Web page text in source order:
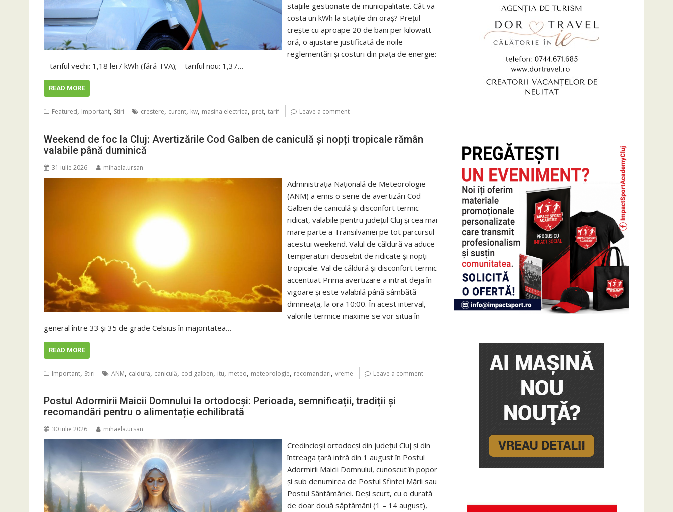
stațiile gestionate de municipalitate. Cât va
costa un kWh la stațiile din oraș? Prețul
crește cu aproape 20 de bani per kilowatt-
oră, o ajustare justificată de noile
reglementări și costuri din piața de energie:
– tariful vechi: 1,18 lei / kWh (fără TVA); – tariful nou: 1,37…
READ MORE
Featured, Important, Stiri crestere, curent, kw, masina electrica, pret, tarif Leave a comment
Weekend de foc la Cluj: Avertizările Cod Galben de caniculă și nopți tropicale rămân
valabile până duminică
31 iulie 2026 mihaela.ursan
Administrația Națională de Meteorologie
(ANM) a emis o serie de avertizări Cod
Galben de caniculă și disconfort termic
ridicat, valabile pentru județul Cluj și cea mai
mare parte a Transilvaniei pe tot parcursul
acestui weekend. Valul de căldură va aduce
temperaturi deosebit de ridicate și nopți
tropicale. Val de căldură și disconfort termic
accentuat Prima avertizare a intrat deja în
vigoare și este valabilă până sâmbătă
dimineața, la ora 10:00. În acest interval,
valorile termice maxime se vor situa în
general între 33 și 35 de grade Celsius în majoritatea…
READ MORE
Important, Stiri ANM, caldura, caniculă, cod galben, itu, meteo, meteorologie, recomandari, vreme Leave a comment
Postul Adormirii Maicii Domnului la ortodocși: Perioada, semnificații, tradiții și
recomandări pentru o alimentație echilibrată
30 iulie 2026 mihaela.ursan
Credincioșii ortodocși din județul Cluj și din
întreaga țară intră din 1 august în Postul
Adormirii Maicii Domnului, cunoscut în popor
și sub denumirea de Postul Sfintei Mării sau
Postul Sântămăriei. Deși scurt, cu o durată
de doar două săptămâni (1 – 14 august),